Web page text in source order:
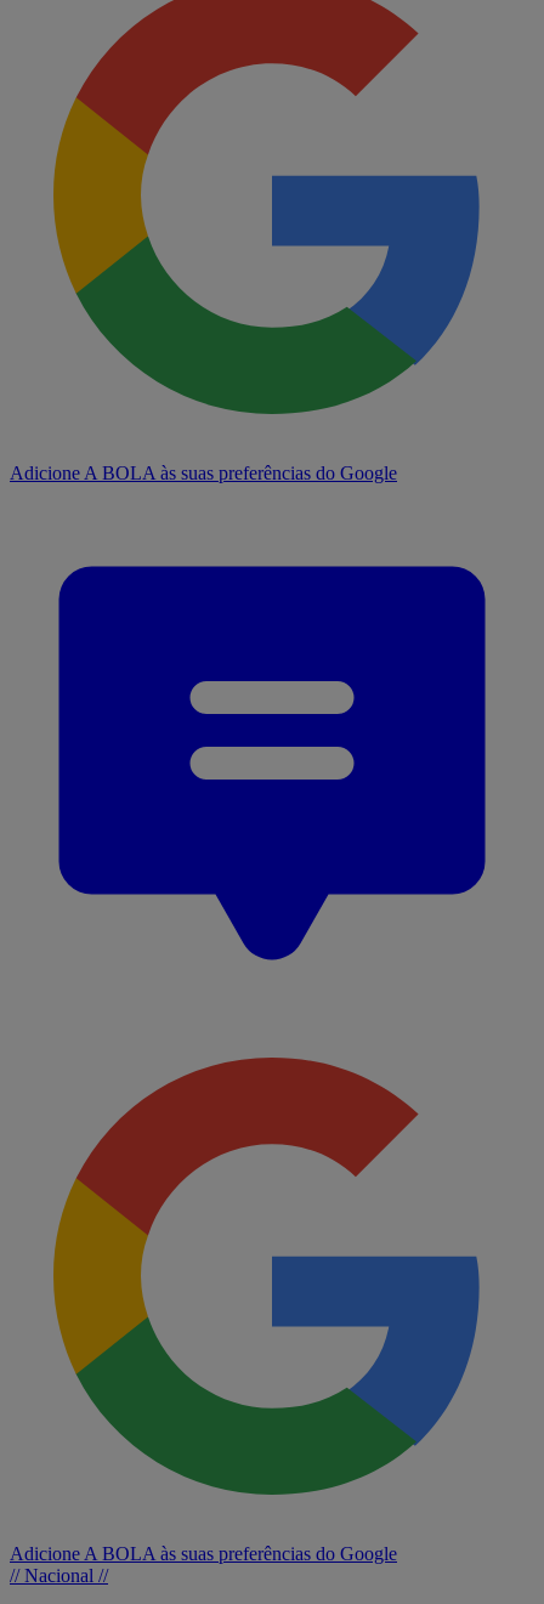
Adicione A BOLA às suas preferências do Google
Adicione A BOLA às suas preferências do Google
// Nacional //